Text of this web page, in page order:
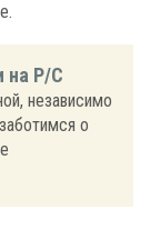
на Р/С
независимо
о